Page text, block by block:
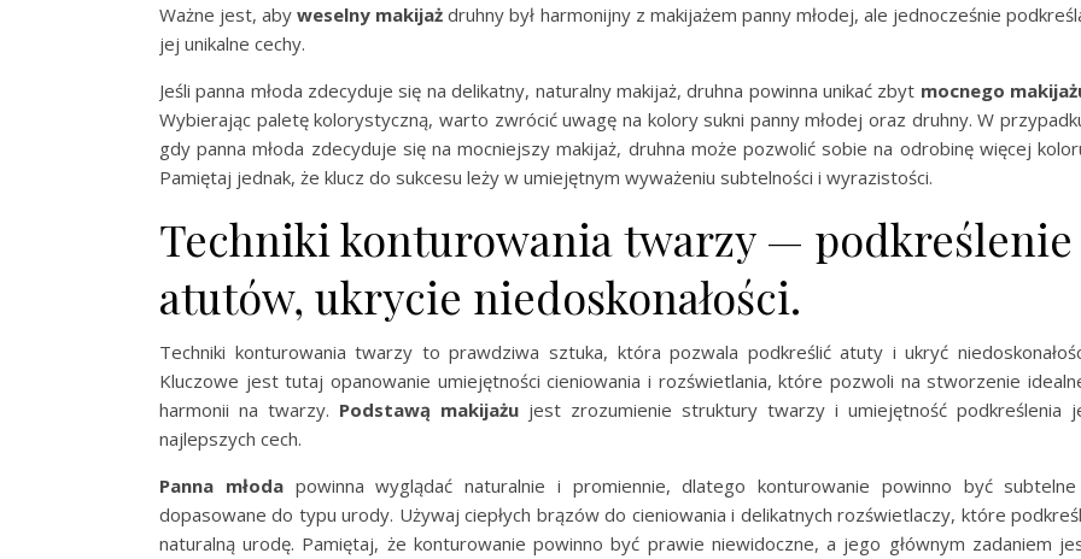
Ważne jest, abyweselny makijaż druhny był harmonijny z makijażem panny młodej, ale jednocześnie
jej unikalne cechy.
Jeśli panna młoda zdecyduje się na delikatny, naturalny makijaż, druhna powinna unikać zbyt mocnego
Wybierając paletę kolorystyczną, warto zwrócić uwagę na kolory sukni panny młodej oraz druhny. W
gdy panna młoda zdecyduje się na mocniejszy makijaż, druhna może pozwolić sobie na odrobinę więcej
Pamiętaj jednak, że klucz do sukcesu leży w umiejętnym wyważeniu subtelności i wyrazistości.
Techniki konturowania twarzy — podkreślenie
atutów, ukrycie niedoskonałości.
Techniki konturowania twarzy to prawdziwa sztuka, która pozwala podkreślić atuty i ukryć
Kluczowe jest tutaj opanowanie umiejętności cieniowania i rozświetlania, które pozwoli na stworzenie
harmonii na twarzy. Podstawą makijażu jest zrozumienie struktury twarzy i umiejętność podkreślenia
najlepszych cech.
Panna młodapowinna wyglądać naturalnie i promiennie, dlatego konturowanie powinno być
dopasowane do typu urody. Używaj ciepłych brązów do cieniowania i delikatnych rozświetlaczy, które
naturalną urodę. Pamiętaj, że konturowanie powinno być prawie niewidoczne, a jego głównym zadaniem